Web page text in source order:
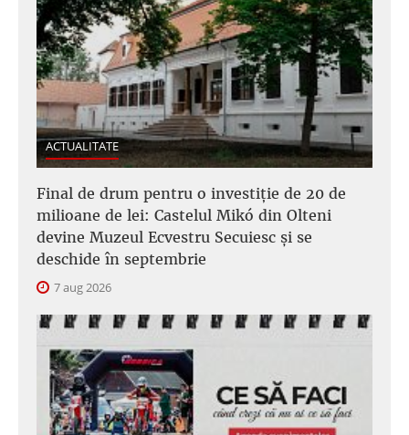
ACTUALITATE
Final de drum pentru o investiție de 20 de
milioane de lei: Castelul Mikó din Olteni
devine Muzeul Ecvestru Secuiesc și se
deschide în septembrie
7 aug 2026